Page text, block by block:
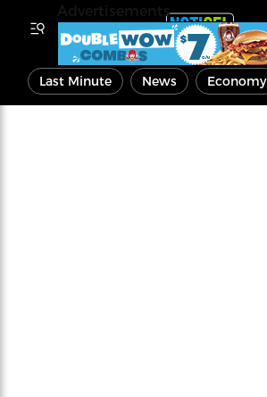
Last Minute News Economy
Advertisements